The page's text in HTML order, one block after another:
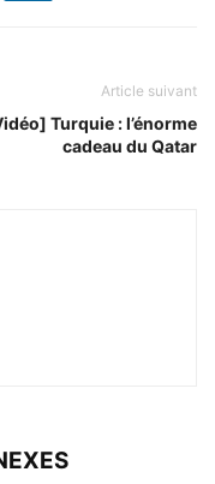
Article suivant
Turquie : l’énorme
cadeau du Qatar